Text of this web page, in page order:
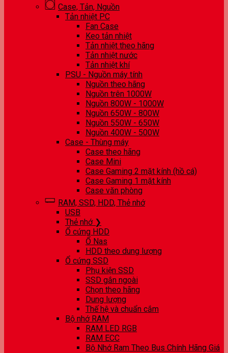
Case, Tản, Nguồn
Tản nhiệt PC
Fan Case
Keo tản nhiệt
Tản nhiệt theo hãng
Tản nhiệt nước
Tản nhiệt khí
PSU - Nguồn máy tính
Nguồn theo hãng
Nguồn trên 1000W
Nguồn 800W - 1000W
Nguồn 650W - 800W
Nguồn 550W - 650W
Nguồn 400W - 500W
Case - Thùng máy
Case theo hãng
Case Mini
Case Gaming 2 mặt kính (hồ cá)
Case Gaming 1 mặt kính
Case văn phòng
RAM, SSD, HDD, Thẻ nhớ
USB
Thẻ nhớ ❯
Ổ cứng HDD
Ổ Nas
HDD theo dung lượng
Ổ cứng SSD
Phụ kiện SSD
SSD gắn ngoài
Chọn theo hãng
Dung lượng
Thế hệ và chuẩn cắm
Bộ nhớ RAM
RAM LED RGB
RAM ECC
Bộ Nhớ Ram Theo Bus Chính Hãng Giá